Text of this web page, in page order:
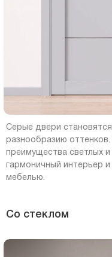
Серые двери
разнообразию
преимущества светлых
гармоничный интерьер и
мебелью.
Со стеклом